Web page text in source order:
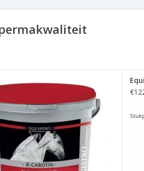
Ondersteunt vruchtbaarheid en dracht
AAN WINKELWAGEN